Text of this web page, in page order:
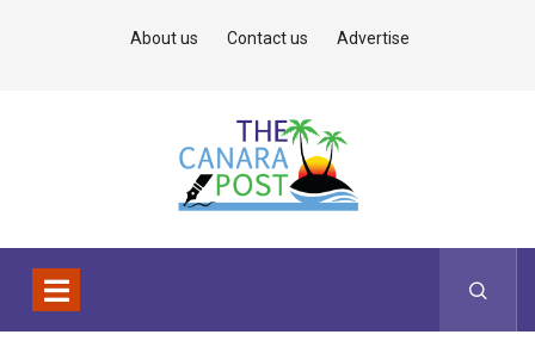
About us Contact us Advertise